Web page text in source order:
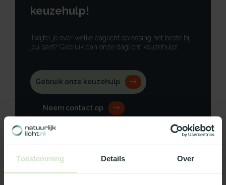
Toestemming Details Over
keuzehulp!
Twijfel je over welke daglicht oplossing het beste bij
jou past? Gebruik dan onze daglicht keuzehulp!
Gebruik onze keuzehulp
Neem contact op